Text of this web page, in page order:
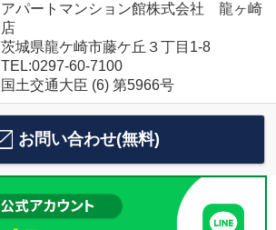
アパートマンション館株式会社 龍ヶ崎
店
茨城県龍ケ崎市藤ケ丘３丁目1-8
TEL:0297-60-7100
国土交通大臣 (6) 第5966号
お問い合わせ(無料)